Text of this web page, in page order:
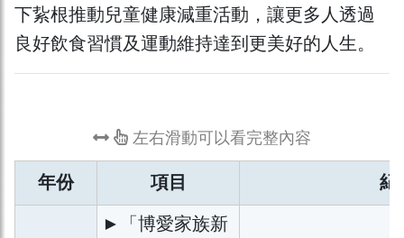
下紥根推動兒童健康減重活動，讓更多人透過
良好飲食習慣及運動維持達到更美好的人生。
左右滑動可以看完整內容
年份 項目 紀
►「博愛家族新